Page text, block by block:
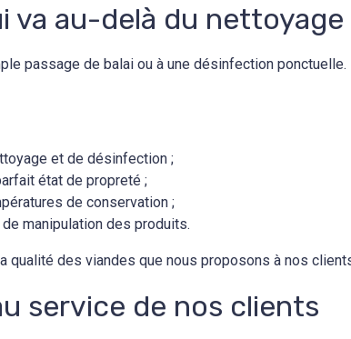
va au-delà du nettoyage
passage de balai ou à une désinfection
et de désinfection ;
état de propreté ;
de conservation ;
manipulation des produits.
qualité des viandes que nous proposons à nos
service de nos clients